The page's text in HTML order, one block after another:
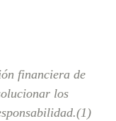
financiera de
los